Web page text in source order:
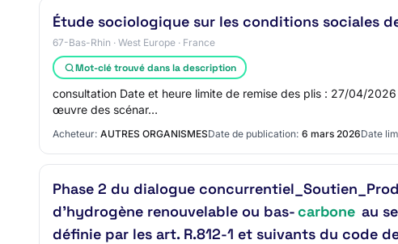
Étude sociologique sur les conditions sociales
67-Bas-Rhin · West Europe · France
Mot-clé trouvé dans la description
consultation Date et heure limite de remise des plis : 27/04/
œuvre des scénar…
Acheteur: AUTRES ORGANISMESDate de publication: 6 mars 2026Date
Phase 2 du dialogue
d’hydrogène renouvelable ou bas-carbone au
définie par les art. R.812-1 et suivants du code